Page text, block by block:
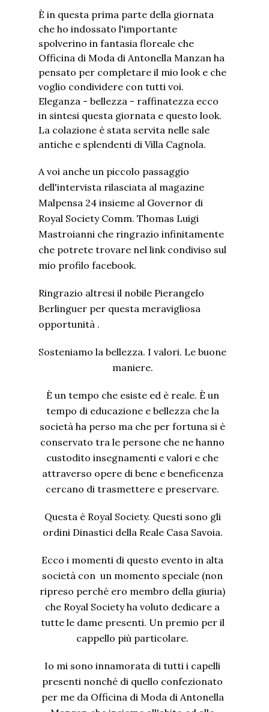
È in questa prima parte della giornata
che ho indossato l'importante
spolverino in fantasia floreale che
Officina di Moda di Antonella Manzan ha
pensato per completare il mio look e che
voglio condividere con tutti voi.
Eleganza - bellezza - raffinatezza ecco
in sintesi questa giornata e questo look.
La colazione è stata servita nelle sale
antiche e splendenti di Villa Cagnola.
A voi anche un piccolo passaggio
dell'intervista rilasciata al magazine
Malpensa 24 insieme al Governor di
Royal Society Comm. Thomas Luigi
Mastroianni che ringrazio infinitamente
che potrete trovare nel link condiviso sul
mio profilo facebook.
Ringrazio altresi il nobile Pierangelo
Berlinguer per questa meravigliosa
opportunità .
Sosteniamo la bellezza. I valori. Le buone
maniere.
È un tempo che esiste ed è reale. È un
tempo di educazione e bellezza che la
società ha perso ma che per fortuna si è
conservato tra le persone che ne hanno
custodito insegnamenti e valori e che
attraverso opere di bene e beneficenza
cercano di trasmettere e preservare.
Questa è Royal Society. Questi sono gli
ordini Dinastici della Reale Casa Savoia.
Ecco i momenti di questo evento in alta
società con un momento speciale (non
ripreso perché ero membro della giuria)
che Royal Society ha voluto dedicare a
tutte le dame presenti. Un premio per il
cappello più particolare.
Io mi sono innamorata di tutti i capelli
presenti nonché di quello confezionato
per me da Officina di Moda di Antonella